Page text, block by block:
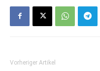
Vorheriger Artikel